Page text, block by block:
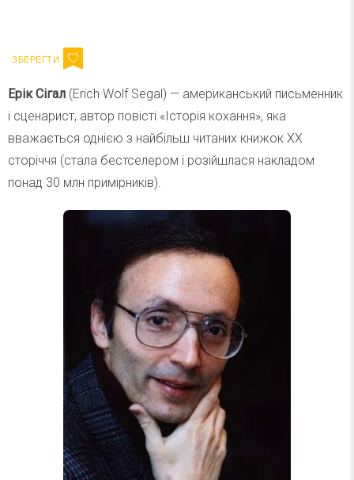
Ерік Сігал (Erich Wolf Segal) — американський письменник
і сценарист, автор повісті «Історія кохання», яка
вважається однією з найбільш читаних книжок ХХ
сторіччя (стала бестселером і розійшлася накладом
понад 30 млн примірників).